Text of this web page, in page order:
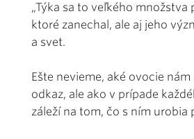
„Týka sa to veľkého množstva
ktoré zanechal, ale aj jeho
a svet.
Ešte nevieme, aké ovocie
odkaz, ale ako v prípade
záleží na tom, čo s ním urobia